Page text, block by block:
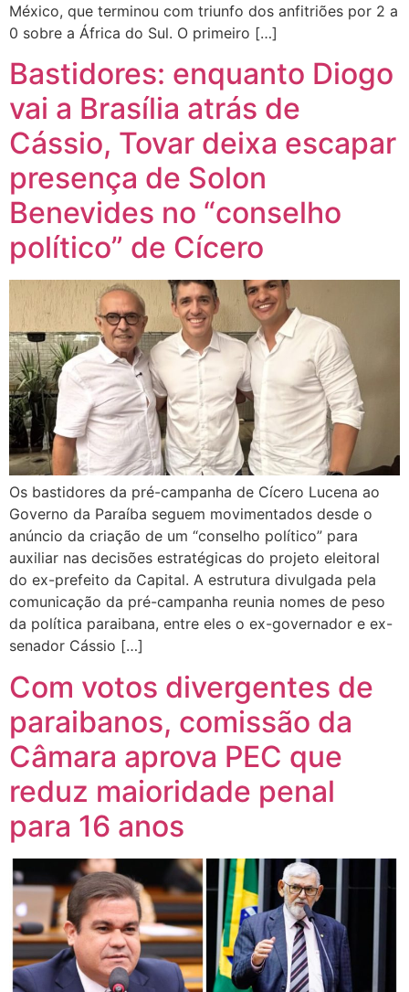
México, que terminou com triunfo dos anfitriões por 2 a
0 sobre a África do Sul. O primeiro […]
Bastidores: enquanto Diogo
vai a Brasília atrás de
Cássio, Tovar deixa escapar
presença de Solon
Benevides no “conselho
político” de Cícero
Os bastidores da pré-campanha de Cícero Lucena ao
Governo da Paraíba seguem movimentados desde o
anúncio da criação de um “conselho político” para
auxiliar nas decisões estratégicas do projeto eleitoral
do ex-prefeito da Capital. A estrutura divulgada pela
comunicação da pré-campanha reunia nomes de peso
da política paraibana, entre eles o ex-governador e ex-
senador Cássio […]
Com votos divergentes de
paraibanos, comissão da
Câmara aprova PEC que
reduz maioridade penal
para 16 anos